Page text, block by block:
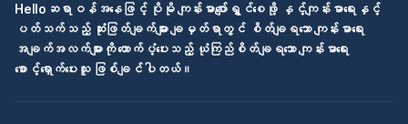
Helloဆရာဝန်အနေဖြင့် ပိုမို ကျန်းမာပျော်ရွှင်စေဖို့ နှင့်ကျန်းမာရေးနှင့်
ပတ်သက်သည့် ဆုံးဖြတ်ချက်များ ချမှတ်ရာတွင် စိတ်ချရသော ကျန်းမာရေး
အချက်အလက်များကို ထောက်ပံ့ပေးသည့် ယုံကြည်စိတ်ချရသော ကျန်းမာရေး
စောင့်ရှောက်ပေးသူ ဖြစ်ချင်ပါတယ်။